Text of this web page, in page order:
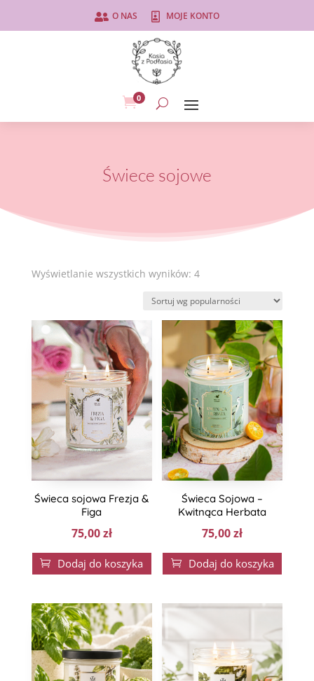
 O NAS  MOJE KONTO
0
Świece sojowe
Wyświetlanie wszystkich wyników: 4Posortowane
popularności
Świeca sojowa Frezja &
Figa
75,00zł
 Dodaj do koszyka
Świeca Sojowa –
Kwitnąca Herbata
75,00zł
 Dodaj do koszyka